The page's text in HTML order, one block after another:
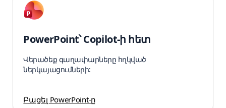
PowerPoint՝ Copilot-ի հետ
Վերածեք գաղափարները հղկված
ներկայացումների:
Բացել PowerPoint-ը